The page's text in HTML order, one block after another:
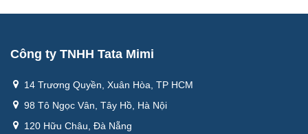
Công ty TNHH Tata Mimi
14 Trương Quyền, Xuân Hòa, TP HCM
98 Tô Ngọc Vân, Tây Hồ, Hà Nội
120 Hữu Châu, Đà Nẵng